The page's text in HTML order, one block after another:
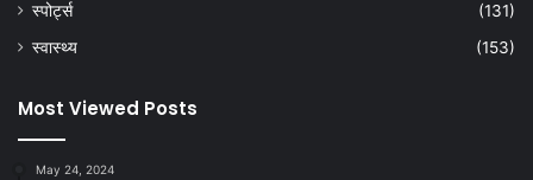
स्पोर्ट्स
(131)
स्वास्थ्य
(153)
Most Viewed Posts
May 24, 2024